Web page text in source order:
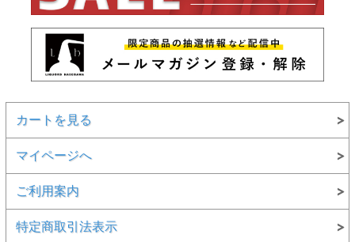
カートを見る
マイページへ
ご利用案内
特定商取引法表示